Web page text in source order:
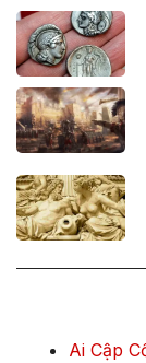
Ai Cập